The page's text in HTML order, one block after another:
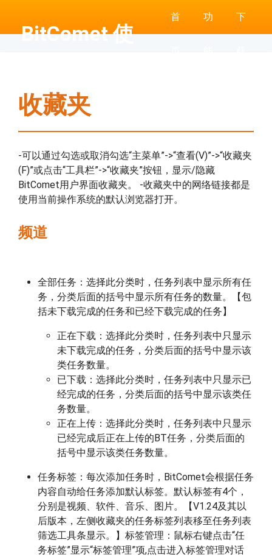
BitComet 使
首 功 下
收藏夹
-可以通过勾选或取消勾选“主菜单”->“查看(V)”->“收藏夹
(F)”或点击“工具栏”->“收藏夹”按钮，显示/隐藏
BitComet用户界面收藏夹。 -收藏夹中的网络链接都是
使用当前操作系统的默认浏览器打开。
频道
全部任务：选择此分类时，任务列表中显示所有任
务，分类后面的括号中显示所有任务的数量。【包
括未下载完成的任务和已经下载完成的任务】
正在下载：选择此分类时，任务列表中只显示
未下载完成的任务，分类后面的括号中显示该
类任务数量。
已下载：选择此分类时，任务列表中只显示已
经完成的任务，分类后面的括号中显示该类任
务数量。
正在上传：选择此分类时，任务列表中只显示
已经完成后正在上传的BT任务，分类后面的
括号中显示该类任务数量。
任务标签：每次添加任务时，BitComet会根据任务
内容自动给任务添加默认标签。默认标签有4个，
分别是视频、软件、音乐、图片。【V1.24及其以
后版本，左侧收藏夹的任务标签列表移至任务列表
筛选工具条显示。】标签管理：鼠标右键点击“任
务标签”显示“标签管理”项,点击进入标签管理对话